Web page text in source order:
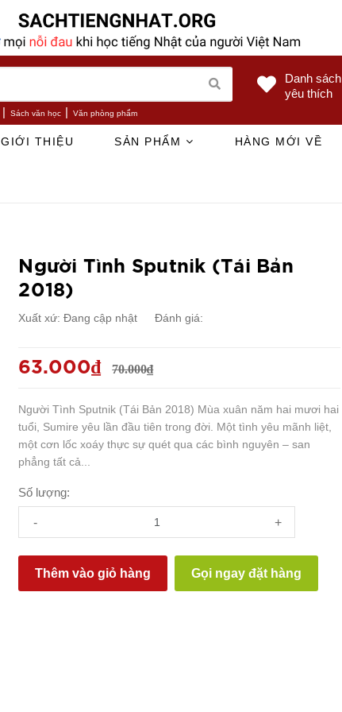
| Sách văn học | Văn phòng phẩm
Danh sách
yêu thích
GIỚI THIỆU SẢN PHẨM HÀNG MỚI VỀ
Người Tình Sputnik (Tái Bản
2018)
Xuất xứ:Đang cập nhật Đánh giá:
63.000₫ 70.000₫
Người Tình Sputnik (Tái Bản 2018) Mùa xuân năm hai mươi hai
tuổi, Sumire yêu lần đầu tiên trong đời. Một tình yêu mãnh liệt,
một cơn lốc xoáy thực sự quét qua các bình nguyên – san
phẳng tất cả...
Số lượng:
- +
Thêm vào giỏ hàng Gọi ngay đặt hàng